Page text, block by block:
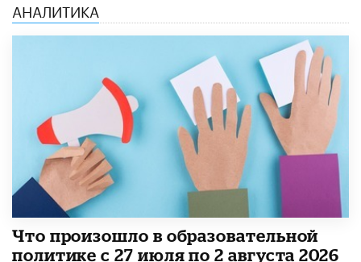
АНАЛИТИКА
​Что произошло в образовательной
политике с 27 июля по 2 августа 2026